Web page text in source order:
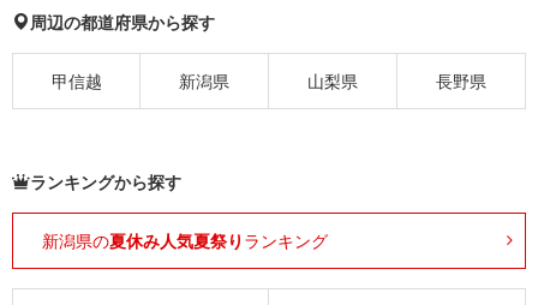
周辺の都道府県から探す
甲信越 新潟県 山梨県 長野県
ランキングから探す
新潟県の夏休み人気夏祭り ランキング